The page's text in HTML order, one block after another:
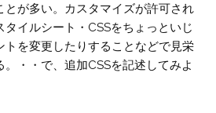
とが多い。カスタマイズが許可され
イルシート・CSSをちょっといじ
トを変更したりすることなどで見栄
・・で、追加CSSを記述してみよ